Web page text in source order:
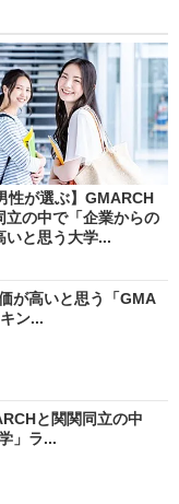
性が選ぶ】GMARCH
立の中で「企業からの
いと思う大学...
が高いと思う「GMA
ン...
と関関同立の中
」ラ...